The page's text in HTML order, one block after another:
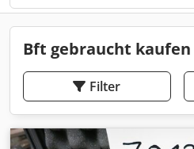
Bft gebraucht kaufen
Filter